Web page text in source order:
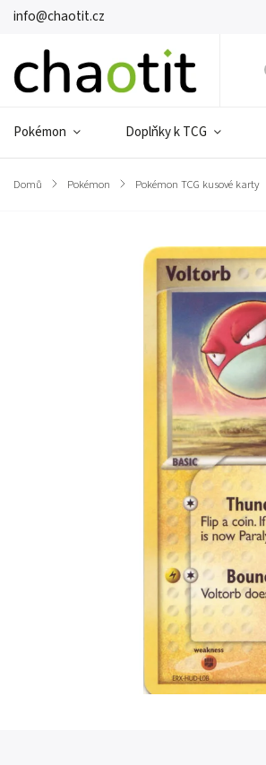
info@chaotit.cz
Pokémon Doplňky k TCG
Domů / Pokémon / Pokémon TCG kusové karty